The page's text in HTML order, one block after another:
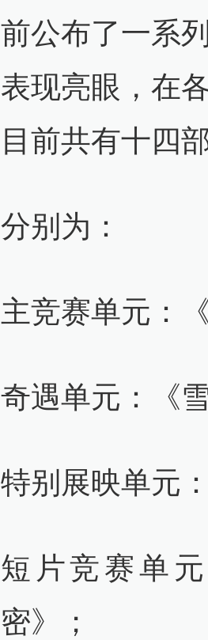
前公布了一系
表现亮眼，在
目前共有十四
分别为：
主竞赛单元：
奇遇单元：《
特别展映单元
短片竞赛单
密》；